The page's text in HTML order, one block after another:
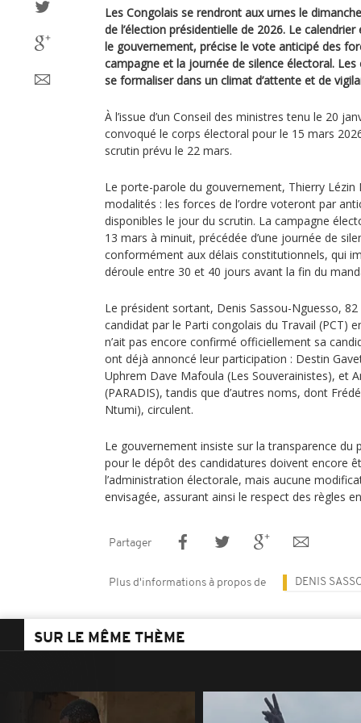
Les Congolais se rendront aux urnes le
de l’élection présidentielle de 2026. Le
le gouvernement, précise le vote anticipé des
campagne et la journée de silence électoral.
se formaliser dans un climat d’attente et de
À l’issue d’un Conseil des ministres tenu le 20
convoqué le corps électoral pour le 15 mars
scrutin prévu le 22 mars.
Le porte-parole du gouvernement, Thierry Lézin
modalités : les forces de l’ordre voteront par
disponibles le jour du scrutin. La campagne
13 mars à minuit, précédée d’une journée de
conformément aux délais constitutionnels, qui
déroule entre 30 et 40 jours avant la fin du
Le président sortant, Denis Sassou-Nguesso,
candidat par le Parti congolais du Travail (PCT)
n’ait pas encore confirmé officiellement sa
ont déjà annoncé leur participation : Destin
Uphrem Dave Mafoula (Les Souverainistes), et
(PARADIS), tandis que d’autres noms, dont
Ntumi), circulent.
Le gouvernement insiste sur la transparence du
pour le dépôt des candidatures doivent encore
l’administration électorale, mais aucune
envisagée, assurant ainsi le respect des règles
Partager
Plus d'informations à propos de DENIS
SUR LE MÊME THÈME